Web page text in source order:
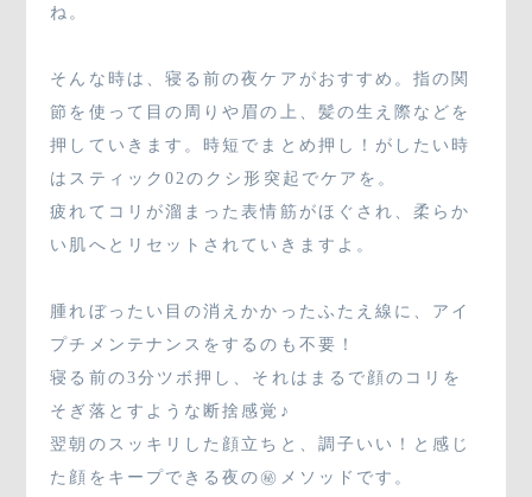
ね。
そんな時は、寝る前の夜ケアがおすすめ。指の関
節を使って目の周りや眉の上、髪の生え際などを
押していきます。時短でまとめ押し！がしたい時
はスティック02のクシ形突起でケアを。
疲れてコリが溜まった表情筋がほぐされ、柔らか
い肌へとリセットされていきますよ。
腫れぼったい目の消えかかったふたえ線に、アイ
プチメンテナンスをするのも不要！
寝る前の3分ツボ押し、それはまるで顔のコリを
そぎ落とすような断捨感覚♪
翌朝のスッキリした顔立ちと、調子いい！と感じ
た顔をキープできる夜の㊙メソッドです。